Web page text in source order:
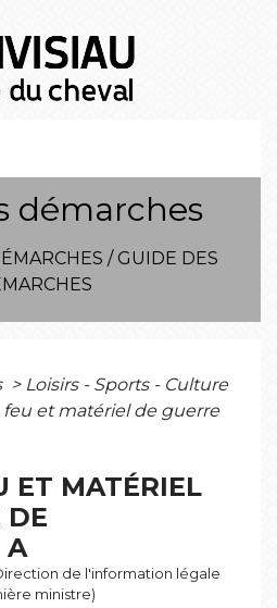
démarches
/ GUIDE DES
> Loisirs - Sports - Culture
feu et matériel de guerre
ET MATÉRIEL
DE
A
de l'information légale
ministre)